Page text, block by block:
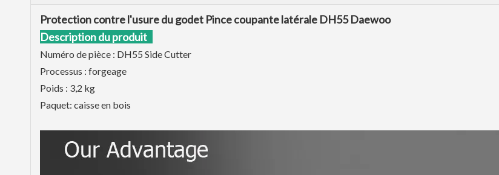
Protection contre l'usure du godet Pince coupante latérale DH55 Daewoo
Description du produit
Numéro de pièce : DH55 Side Cutter
Processus : forgeage
Poids : 3,2 kg
Paquet: caisse en bois